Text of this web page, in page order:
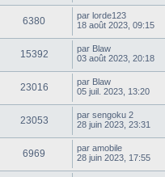
6380 par lorde123
18 août 2023, 09:15
15392 par Blaw
03 août 2023, 20:18
23016 par Blaw
05 juil. 2023, 13:20
23053 par sengoku 2
28 juin 2023, 23:31
6969 par amobile
28 juin 2023, 17:55